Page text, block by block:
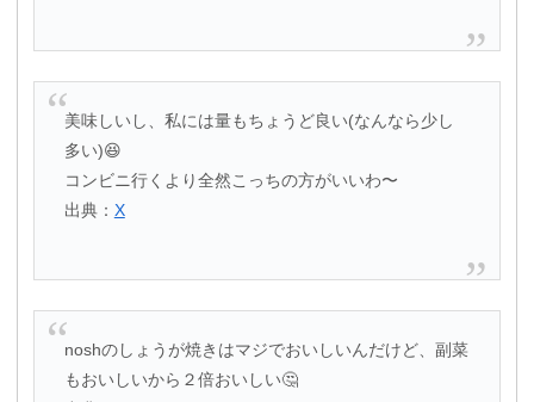
美味しいし、私には量もちょうど良い(なんなら少し
多い)😆
コンビニ行くより全然こっちの方がいいわ〜
出典： X
noshのしょうが焼きはマジでおいしいんだけど、副菜
もおいしいから２倍おいしい🤔